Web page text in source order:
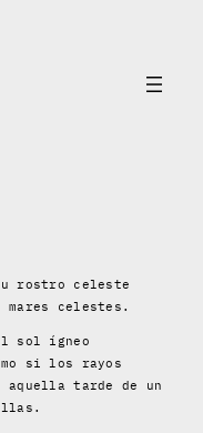
rostro celeste
mares celestes.
sol ígneo
si los rayos
tarde de un